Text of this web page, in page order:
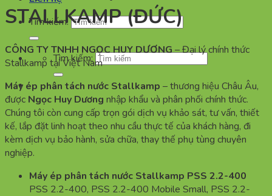
Tìm kiếm:
Tìm kiếm:
STALLKAMP (ĐỨC)
CÔNG TY TNHH NGỌC HUY DƯƠNG– Đại lý chính thức
Stallkamp tại Việt Nam
Máy ép phân tách nước Stallkamp – thương hiệu Châu Âu,
được Ngọc Huy Dương nhập khẩu và phân phối chính thức.
Chúng tôi còn cung cấp trọn gói dịch vụ khảo sát, tư vấn, thiết
kế, lắp đặt linh hoạt theo nhu cầu thực tế của khách hàng, đi
kèm dịch vụ bảo hành, sửa chữa, thay thế phụ tùng chuyên
nghiệp.
Máy ép phân tách nước Stallkamp PSS 2.2-400
PSS 2.2-400, PSS 2.2-400 Mobile Small, PSS 2.2-